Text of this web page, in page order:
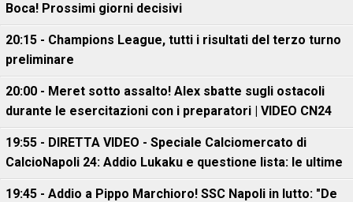
Boca! Prossimi giorni decisivi
20:15 - Champions League, tutti i risultati del terzo turno
preliminare
20:00 - Meret sotto assalto! Alex sbatte sugli ostacoli
durante le esercitazioni con i preparatori | VIDEO CN24
19:55 - DIRETTA VIDEO - Speciale Calciomercato di
CalcioNapoli 24: Addio Lukaku e questione lista: le ultime
19:45 - Addio a Pippo Marchioro! SSC Napoli in lutto: "De